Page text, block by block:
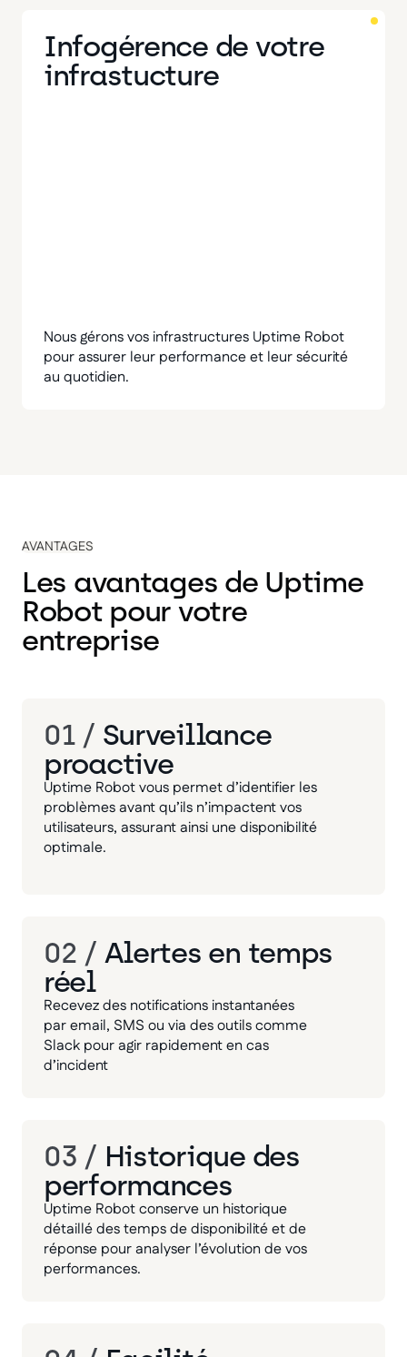
Infogérence de votre
infrastucture
Nous gérons vos infrastructures Uptime Robot
pour assurer leur performance et leur sécurité
au quotidien.
AVANTAGES
Les avantages de Uptime
Robot pour votre
entreprise
01 / Surveillance
proactive
Uptime Robot vous permet d’identifier les
problèmes avant qu’ils n’impactent vos
utilisateurs, assurant ainsi une disponibilité
optimale.
02 / Alertes en temps
réel
Recevez des notifications instantanées
par email, SMS ou via des outils comme
Slack pour agir rapidement en cas
d’incident
03 / Historique des
performances
Uptime Robot conserve un historique
détaillé des temps de disponibilité et de
réponse pour analyser l’évolution de vos
performances.